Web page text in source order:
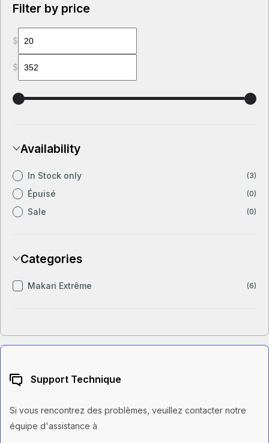
Filter by price
$
$
Availability
In Stock only (3)
Épuisé (0)
Sale (0)
Categories
Makari Extrême (6)
Support Technique
Si vous rencontrez des problèmes, veuillez contacter notre
équipe d'assistance à